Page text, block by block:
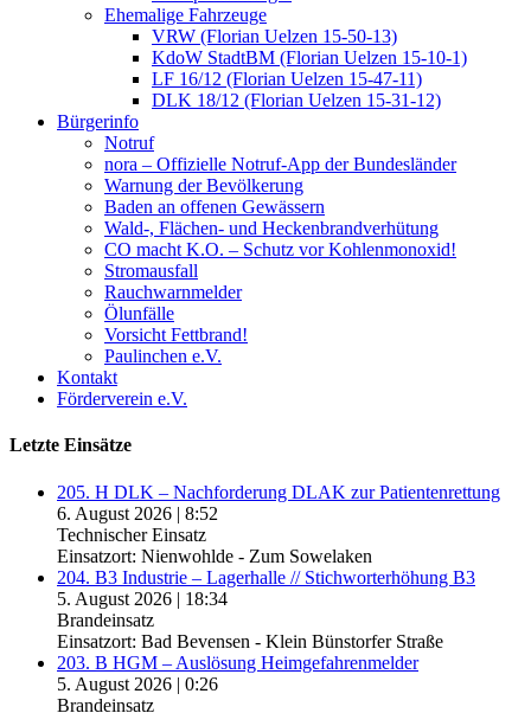
Ehemalige Fahrzeuge
VRW (Florian Uelzen 15-50-13)
KdoW StadtBM (Florian Uelzen 15-10-1)
LF 16/12 (Florian Uelzen 15-47-11)
DLK 18/12 (Florian Uelzen 15-31-12)
Bürgerinfo
Notruf
nora – Offizielle Notruf-App der Bundesländer
Warnung der Bevölkerung
Baden an offenen Gewässern
Wald-, Flächen- und Heckenbrandverhütung
CO macht K.O. – Schutz vor Kohlenmonoxid!
Stromausfall
Rauchwarnmelder
Ölunfälle
Vorsicht Fettbrand!
Paulinchen e.V.
Kontakt
Förderverein e.V.
Letzte Einsätze
205. H DLK – Nachforderung DLAK zur Patientenrettung
6. August 2026 | 8:52
Technischer Einsatz
Einsatzort: Nienwohlde - Zum Sowelaken
204. B3 Industrie – Lagerhalle // Stichworterhöhung B3
5. August 2026 | 18:34
Brandeinsatz
Einsatzort: Bad Bevensen - Klein Bünstorfer Straße
203. B HGM – Auslösung Heimgefahrenmelder
5. August 2026 | 0:26
Brandeinsatz